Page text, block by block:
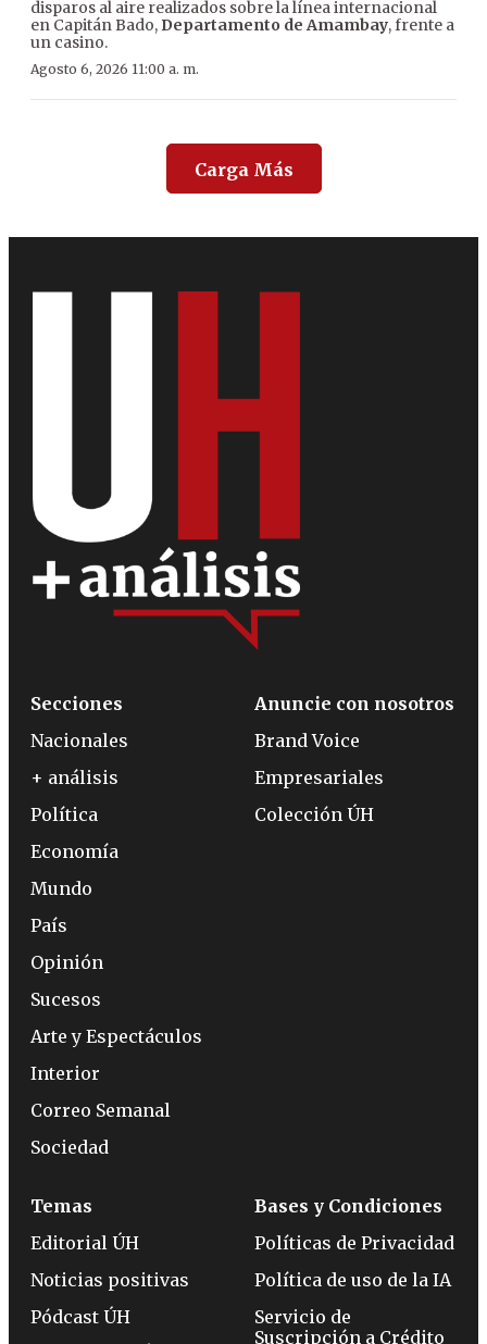
disparos al aire realizados sobre la línea internacional
en Capitán Bado, Departamento de Amambay, frente a
un casino.
Agosto 6, 2026 11:00 a. m.
Carga Más
Secciones
Nacionales
+ análisis
Política
Economía
Mundo
País
Opinión
Sucesos
Arte y Espectáculos
Interior
Correo Semanal
Sociedad
Anuncie con nosotros
Brand Voice
Empresariales
Colección ÚH
Temas
Editorial ÚH
Noticias positivas
Pódcast ÚH
Bases y Condiciones
Políticas de Privacidad
Política de uso de la IA
Servicio de
Suscripción a Crédito